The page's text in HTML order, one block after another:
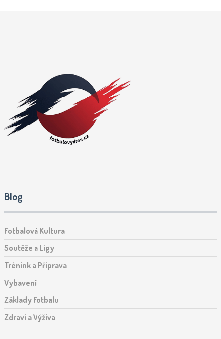
Blog
Fotbalová Kultura
Soutěže a Ligy
Trénink a Příprava
Vybavení
Základy Fotbalu
Zdraví a Výživa